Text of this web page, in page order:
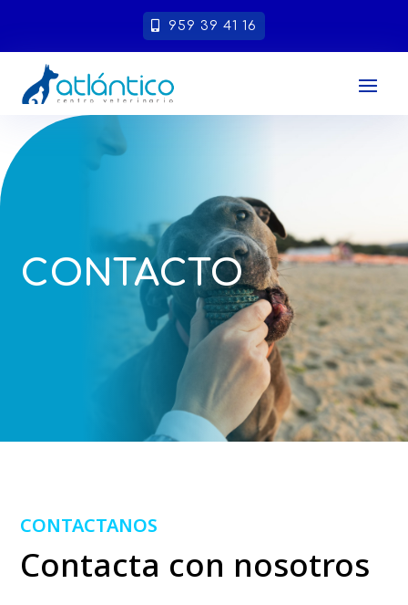
959 39 41 16
CONTACTO
CONTACTANOS
Contacta con nosotros